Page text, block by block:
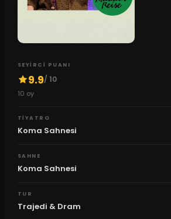
SEYIRCI PUANI
9.9/ 10
10 oy
TIYATRO
Koma Sahnesi
SAHNE
Koma Sahnesi
TUR
Trajedi & Dram